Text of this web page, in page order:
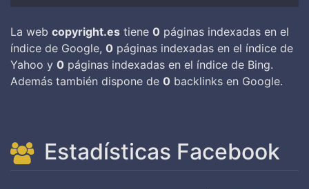
La web copyright.es tiene 0 páginas indexadas en el
índice de Google, 0 páginas indexadas en el índice de
Yahoo y 0 páginas indexadas en el índice de Bing.
Además también dispone de 0 backlinks en Google.
Estadísticas Facebook